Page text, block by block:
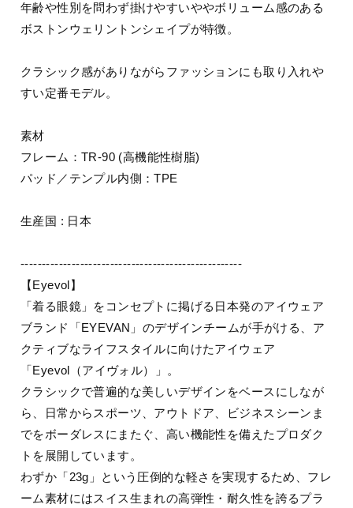
年齢や性別を問わず掛けやすいややボリューム感のある
ボストンウェリントンシェイプが特徴。
クラシック感がありながらファッションにも取り入れや
すい定番モデル。
素材
フレーム：TR-90 (高機能性樹脂)
パッド／テンプル内側：TPE
生産国 : 日本
----------------------------------------------------
【Eyevol】
「着る眼鏡」をコンセプトに掲げる日本発のアイウェア
ブランド「EYEVAN」のデザインチームが手がける、ア
クティブなライフスタイルに向けたアイウェア
「Eyevol（アイヴォル）」。
クラシックで普遍的な美しいデザインをベースにしなが
ら、日常からスポーツ、アウトドア、ビジネスシーンま
でをボーダレスにまたぐ、高い機能性を備えたプロダク
トを展開しています。
わずか「23g」という圧倒的な軽さを実現するため、フレ
ーム素材にはスイス生まれの高弾性・耐久性を誇るプラ